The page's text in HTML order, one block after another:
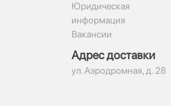
Юридическая
информация
Вакансии
Адрес доставки
ул. Аэродромная, д. 28